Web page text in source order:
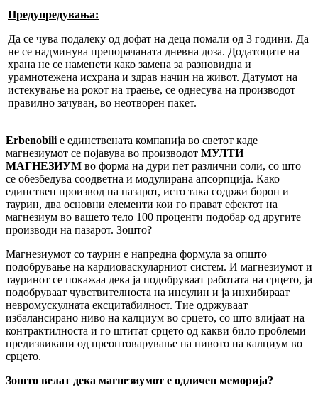
Предупредувања:
Да се чува подалеку од дофат на деца помали од 3 години. Да
не се надминува препорачаната дневна доза. Додатоците на
храна не се наменети како замена за разновидна и
урамнотежена исхрана и здрав начин на живот. Датумот на
истекување на рокот на траење, се однесува на производот
правилно зачуван, во неотворен пакет.
Erbenobili е единствената компанија во светот каде
магнезиумот се појавува во производот МУЛТИ
МАГНЕЗИУМ во форма на дури пет различни соли, со што
се обезбедува соодветна и модулирана апсорпција. Како
единствен производ на пазарот, исто така содржи борон и
таурин, два основни елементи кои го прават ефектот на
магнезиум во вашето тело 100 проценти подобар од другите
производи на пазарот. Зошто?
Магнезиумот со таурин е напредна формула за општо
подобрување на кардиоваскуларниот систем. И магнезиумот и
тауринот се покажаа дека ја подобруваат работата на срцето, ја
подобруваат чувствителноста на инсулин и ја инхибираат
невромускулната ексцитабилност. Тие одржуваат
избалансирано ниво на калциум во срцето, со што влијаат на
контрактилноста и го штитат срцето од какви било проблеми
предизвикани од преоптоварување на нивото на калциум во
срцето.
Зошто велат дека магнезиумот е одличен меморија?